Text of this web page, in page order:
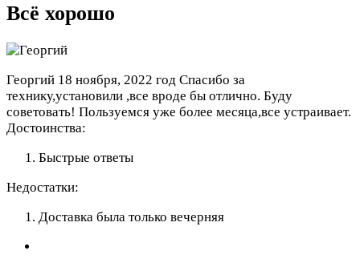
Всё хорошо
Георгий 18 ноября, 2022 год Спасибо за
технику,установили ,все вроде бы отлично. Буду
советовать! Пользуемся уже более месяца,все устраивает.
Достоинства:
Быстрые ответы
Недостатки:
Доставка была только вечерняя